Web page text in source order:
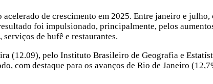
de crescimento em 2025. Entre janeiro e
foi impulsionado, principalmente, pelos
de bufê e restaurantes.
(12.09), pelo Instituto Brasileiro de Geografia e
com destaque para os avanços de Rio de Janeiro